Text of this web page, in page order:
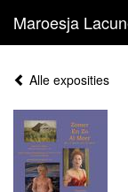
Alle exposities